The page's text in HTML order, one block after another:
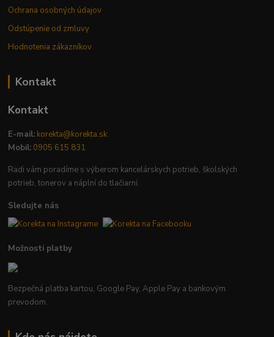
Ochrana osobných údajov
Odstúpenie od zmluvy
Hodnotenia zákazníkov
Kontakt
Kontakt
E-mail: korekta@korekta.sk
Mobil: 0905 615 831
Radi vám poradíme s výberom kancelárskych potrieb, školských
potrieb, tonerov a náplní do tlačiarní.
Sledujte nás
Možnosti platby
Bezpečná platba kartou, Google Pay, Apple Pay a bankovým
prevodom.